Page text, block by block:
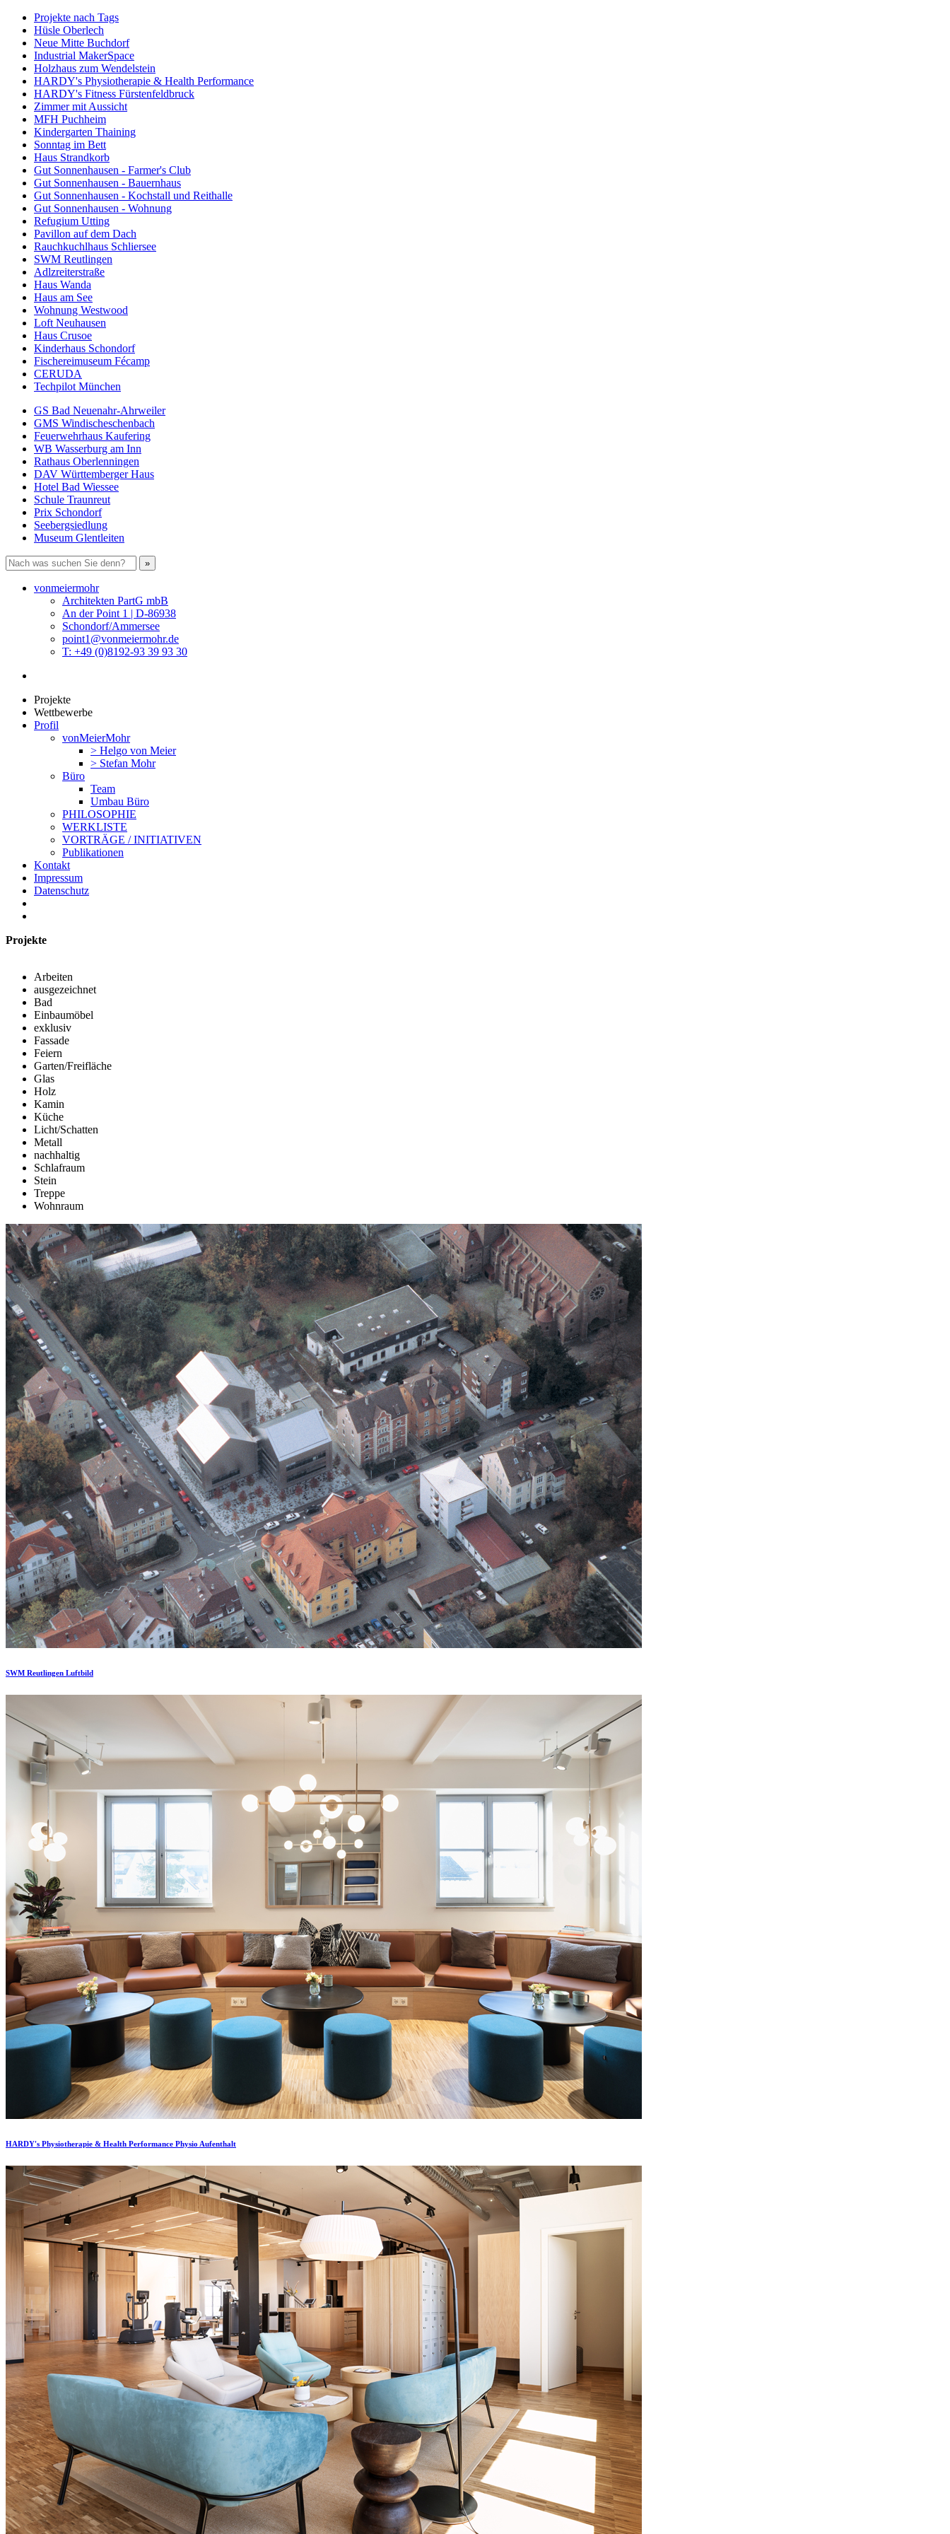
Projekte nach Tags
Hüsle Oberlech
Neue Mitte Buchdorf
Industrial MakerSpace
Holzhaus zum Wendelstein
HARDY's Physiotherapie & Health Performance
HARDY's Fitness Fürstenfeldbruck
Zimmer mit Aussicht
MFH Puchheim
Kindergarten Thaining
Sonntag im Bett
Haus Strandkorb
Gut Sonnenhausen - Farmer's Club
Gut Sonnenhausen - Bauernhaus
Gut Sonnenhausen - Kochstall und Reithalle
Gut Sonnenhausen - Wohnung
Refugium Utting
Pavillon auf dem Dach
Rauchkuchlhaus Schliersee
SWM Reutlingen
Adlzreiterstraße
Haus Wanda
Haus am See
Wohnung Westwood
Loft Neuhausen
Haus Crusoe
Kinderhaus Schondorf
Fischereimuseum Fécamp
CERUDA
Techpilot München
GS Bad Neuenahr-Ahrweiler
GMS Windischeschenbach
Feuerwehrhaus Kaufering
WB Wasserburg am Inn
Rathaus Oberlenningen
DAV Württemberger Haus
Hotel Bad Wiessee
Schule Traunreut
Prix Schondorf
Seebergsiedlung
Museum Glentleiten
vonmeiermohr
Architekten PartG mbB
An der Point 1 | D-86938
Schondorf/Ammersee
point1@vonmeiermohr.de
T: +49 (0)8192-93 39 93 30
Projekte
Wettbewerbe
Profil
vonMeierMohr
> Helgo von Meier
> Stefan Mohr
Büro
Team
Umbau Büro
PHILOSOPHIE
WERKLISTE
VORTRÄGE / INITIATIVEN
Publikationen
Kontakt
Impressum
Datenschutz
Projekte
Arbeiten
ausgezeichnet
Bad
Einbaumöbel
exklusiv
Fassade
Feiern
Garten/Freifläche
Glas
Holz
Kamin
Küche
Licht/Schatten
Metall
nachhaltig
Schlafraum
Stein
Treppe
Wohnraum
SWM Reutlingen Luftbild
HARDY's Physiotherapie & Health Performance Physio Aufenthalt